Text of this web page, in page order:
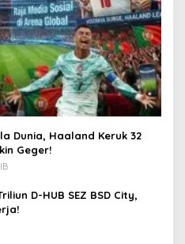
Dunia, Haaland Keruk 32
Geger!
D-HUB SEZ BSD City,